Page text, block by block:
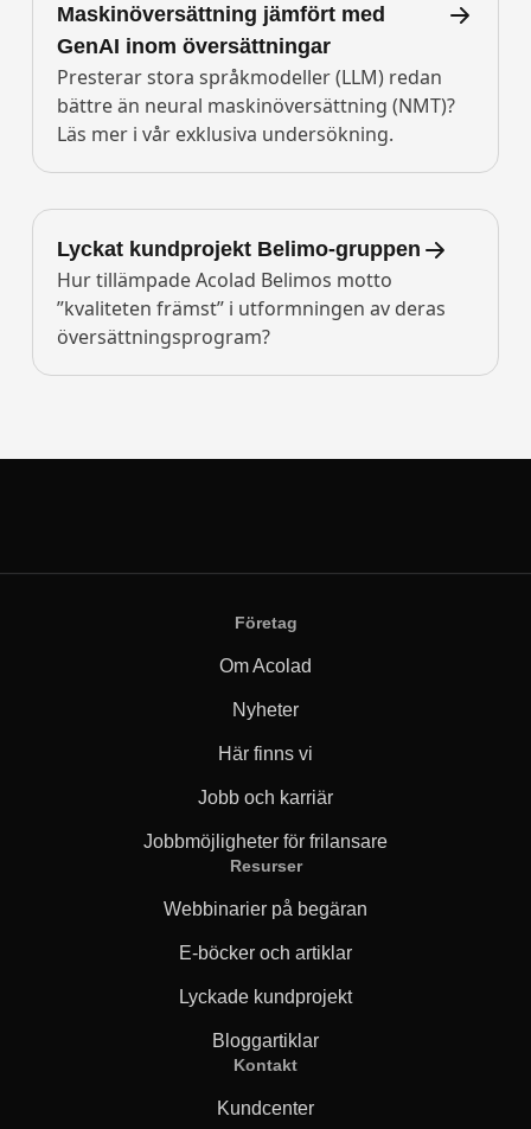
Maskinöversättning jämfört med
GenAI inom översättningar
Presterar stora språkmodeller (LLM) redan
bättre än neural maskinöversättning (NMT)?
Läs mer i vår exklusiva undersökning.
Lyckat kundprojekt Belimo-gruppen
Hur tillämpade Acolad Belimos motto
”kvaliteten främst” i utformningen av deras
översättningsprogram?
Företag
Om Acolad
Nyheter
Här finns vi
Jobb och karriär
Jobbmöjligheter för frilansare
Resurser
Webbinarier på begäran
E-böcker och artiklar
Lyckade kundprojekt
Bloggartiklar
Kontakt
Kundcenter